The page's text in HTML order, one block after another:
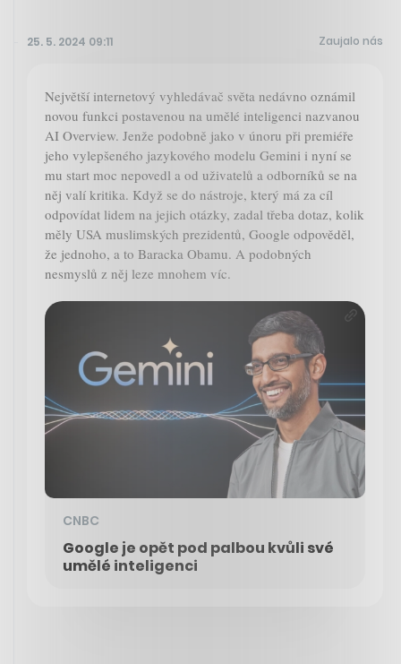
25. 5. 2024 09:11 Zaujalo nás
Největší internetový vyhledávač světa nedávno oznámil
novou funkci postavenou na umělé inteligenci nazvanou
AI Overview. Jenže podobně jako v únoru při premiéře
jeho vylepšeného jazykového modelu Gemini i nyní se
mu start moc nepovedl a od uživatelů a odborníků se na
něj valí kritika. Když se do nástroje, který má za cíl
odpovídat lidem na jejich otázky, zadal třeba dotaz, kolik
měly USA muslimských prezidentů, Google odpověděl,
že jednoho, a to Baracka Obamu. A podobných
nesmyslů z něj leze mnohem víc.
CNBC
Google je opět pod palbou kvůli své
umělé inteligenci